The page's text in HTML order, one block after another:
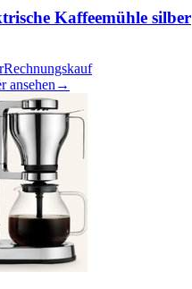
Kaffeemühle silber
Rechnungskauf
ansehen →